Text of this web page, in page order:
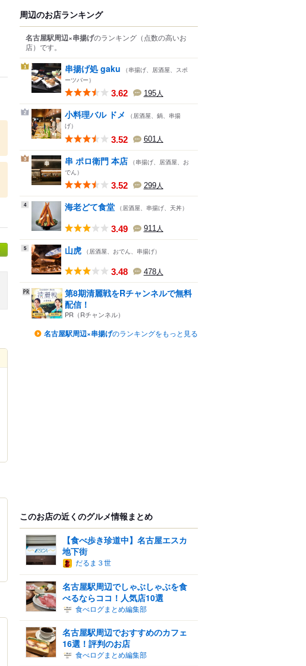
周辺のお店ランキング
名古屋駅周辺×串揚げのランキング （点数の高いお
店） です。
1 串揚げ処 gaku
（串揚げ、居酒屋、スポ
ーツバー）
3.62 195人
2 小料理バル ドメ
（居酒屋、鍋、串揚
げ）
3.52 601人
3 串 ポロ衛門 本店 （串揚げ、居酒屋、お
でん）
3.52 299人
4 海老どて食堂 （居酒屋、串揚げ、天丼）
3.49 911人
5 山虎 （居酒屋、おでん、串揚げ）
3.48 478人
第8期清麗戦をRチャンネルで無料
配信！
PR（Rチャンネル）
名古屋駅周辺×串揚げのランキングをもっと見る
このお店の近くのグルメ情報まとめ
【食べ歩き珍道中】名古屋エスカ
地下街
だるま３世
名古屋駅周辺でしゃぶしゃぶを食
べるならココ！人気店10選
食べログまとめ編集部
名古屋駅周辺でおすすめのカフェ
16選！評判のお店
食べログまとめ編集部